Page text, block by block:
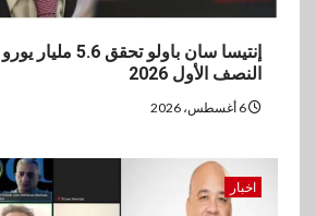
إنتيسا سان باولو
النصف الأول 2026
اخبار